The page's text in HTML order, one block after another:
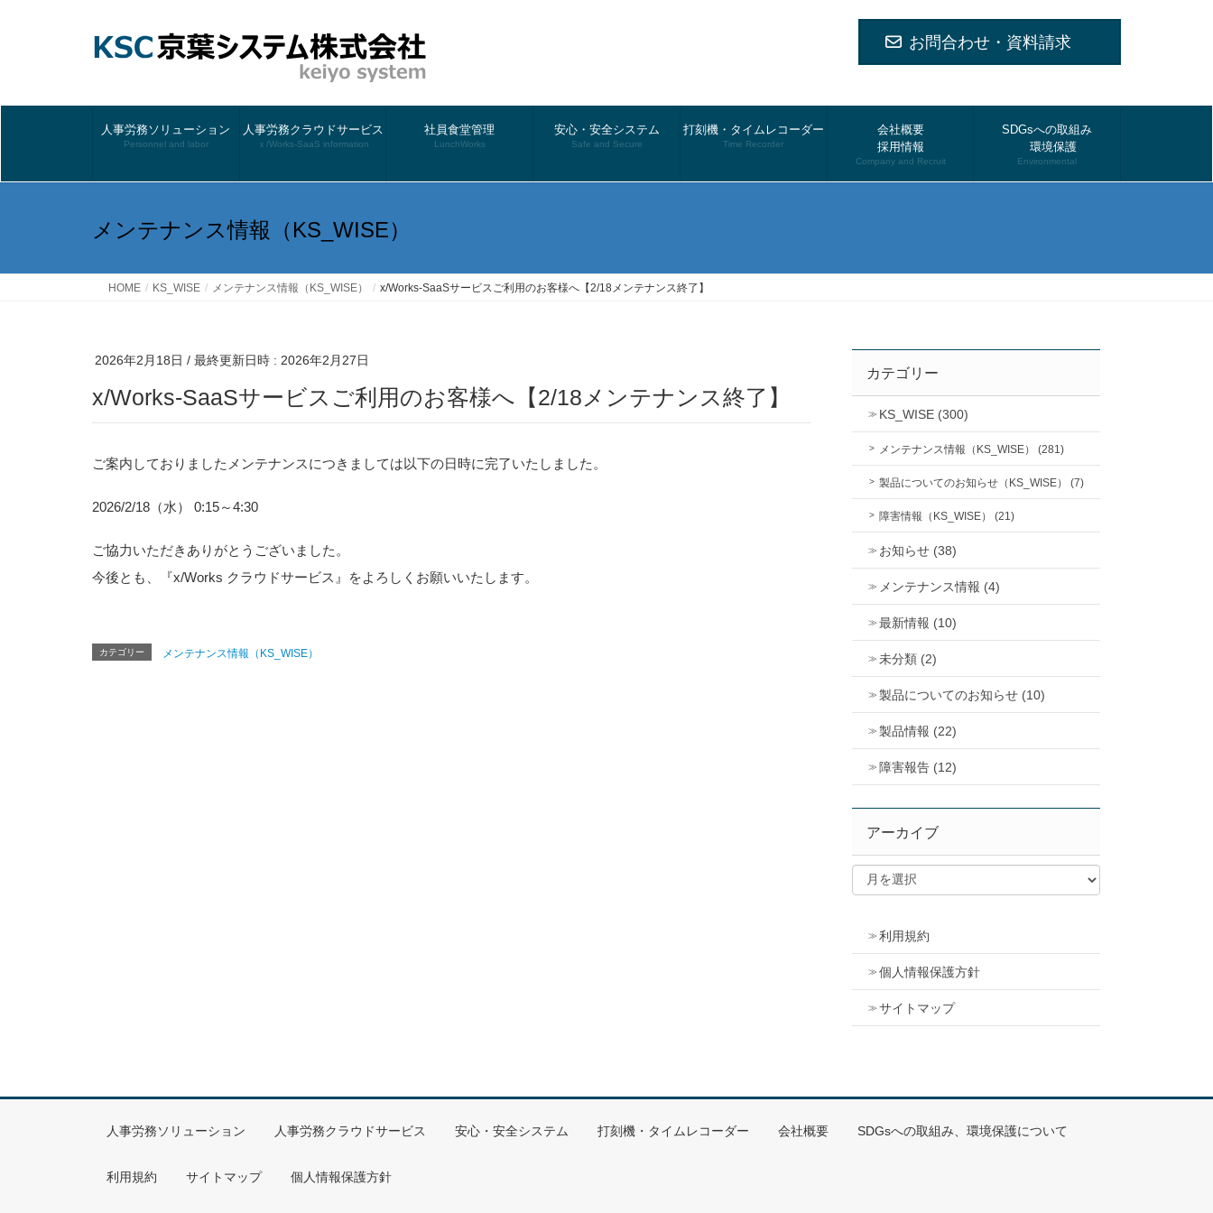
お問合わせ・資料請求
人事労務ソリューション
Personnel and labor
人事労務クラウドサービス
ｘ/Works-SaaS information
社員食堂管理
LunchWorks
安心・安全システム
Safe and Secure
打刻機・タイムレコーダー
Time Recorder
会社概要
採用情報
Company and Recruit
SDGsへの取組み
環境保護
Environmental
メンテナンス情報（KS_WISE）
HOME KS_WISE メンテナンス情報（KS_WISE） x/Works-SaaSサービスご利用のお客様へ【2/18メンテナンス終了】
2026年2月18日 / 最終更新日時 : 2026年2月27日
x/Works-SaaSサービスご利用のお客様へ【2/18メンテナンス終了】
ご案内しておりましたメンテナンスにつきましては以下の日時に完了いたしました。
2026/2/18（水） 0:15～4:30
ご協力いただきありがとうございました。
今後とも、『x/Works クラウドサービス』をよろしくお願いいたします。
カテゴリー メンテナンス情報（KS_WISE）
カテゴリー
KS_WISE (300)
メンテナンス情報（KS_WISE） (281)
製品についてのお知らせ（KS_WISE） (7)
障害情報（KS_WISE） (21)
お知らせ (38)
メンテナンス情報 (4)
最新情報 (10)
未分類 (2)
製品についてのお知らせ (10)
製品情報 (22)
障害報告 (12)
アーカイブ
利用規約
個人情報保護方針
サイトマップ
人事労務ソリューション 人事労務クラウドサービス 安心・安全システム 打刻機・タイムレコーダー 会社概要 SDGsへの取組み、環境保護について
利用規約 サイトマップ 個人情報保護方針